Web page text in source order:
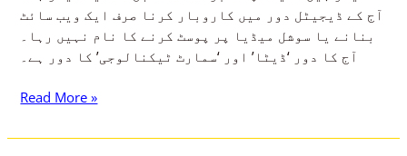
آج کے ڈیجیٹل دور میں کاروبار کرنا صرف ایک ویب سائٹ
بنانے یا سوشل میڈیا پر پوسٹ کرنے کا نام نہیں رہا۔
آج کا دور ‘ڈیٹا’ اور ‘سمارٹ ٹیکنالوجی’ کا دور ہے۔
of
Modern
Brands
Read More »